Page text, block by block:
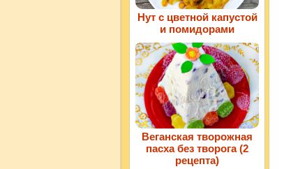
Нут с цветной капустой
и помидорами
Веганская творожная
пасха без творога (2
рецепта)